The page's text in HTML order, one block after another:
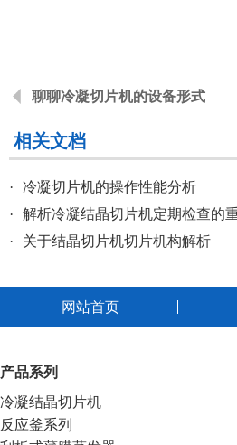
聊聊冷凝切片机的设备形式
相关文档
·
冷凝切片机的操作性能分析
·
解析冷凝结晶切片机定期检查的
·
关于结晶切片机切片机构解析
网站首页
产品系列
冷凝结晶切片机
反应釜系列